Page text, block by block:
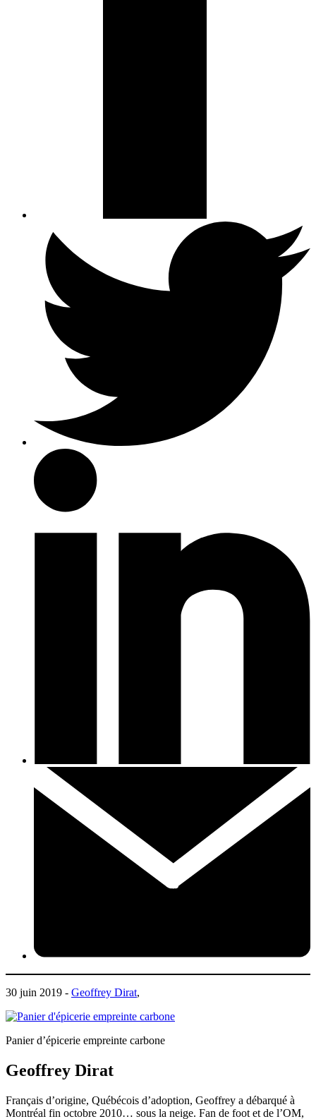
30 juin 2019 - Geoffrey Dirat,
Panier d’épicerie empreinte carbone
Geoffrey Dirat
Français d’origine, Québécois d’adoption, Geoffrey a débarqué à
Montréal fin octobre 2010… sous la neige. Fan de foot et de l’OM,